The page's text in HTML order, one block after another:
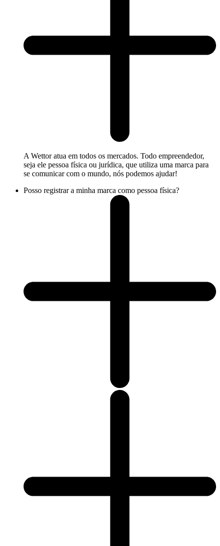
A Wettor atua em todos os mercados. Todo empreendedor,
seja ele pessoa física ou jurídica, que utiliza uma marca para
se comunicar com o mundo, nós podemos ajudar!
Posso registrar a minha marca como pessoa física?